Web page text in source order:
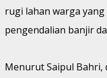
rugi lahan warga
pengendalian banjir
Menurut Saipul Bahri,